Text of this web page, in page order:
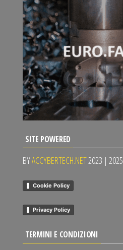
SITE POWERED
BYACCYBERTECH.NET2023 | 2025
Cookie Policy
Privacy Policy
TERMINI E CONDIZIONI